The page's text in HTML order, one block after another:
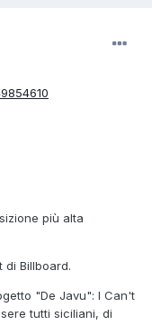
più alta
Billboard.
"De Javu": I Can't
tutti siciliani, di